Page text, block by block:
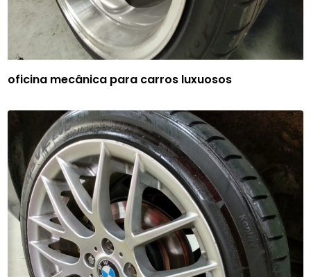
oficina mecânica para carros luxuosos